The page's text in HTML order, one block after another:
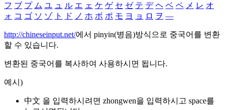
フ ブ プ ム ユ ュ ル エ ェ ケ ゲ セ ゼ テ デ ヘ ベ ペ メ レ オ
ォ コ ゴ ソ ゾ ト ド ノ ホ ボ ポ モ ヨ ョ ロ ヲ ―
http://chineseinput.net/에서 pinyin(병음)방식으로 중국어를 변환
할 수 있습니다.
변환된 중국어를 복사하여 사용하시면 됩니다.
예시)
中文 을 입력하시려면 zhongwen을 입력하시고 space를